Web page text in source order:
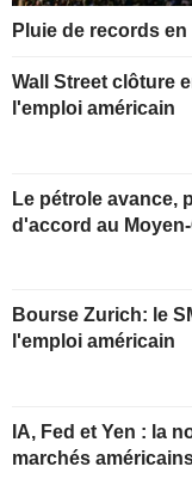
Pluie de records
Wall Street clôture
l'emploi américain
Le pétrole avance,
d'accord au
Bourse Zurich: le
l'emploi américain
IA, Fed et Yen : la
marchés